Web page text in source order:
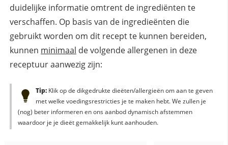
duidelijke informatie omtrent de ingrediënten te
verschaffen. Op basis van de ingredieënten die
gebruikt worden om dit recept te kunnen bereiden,
kunnen minimaal de volgende allergenen in deze
receptuur aanwezig zijn:
Tip:Klik op de dikgedrukte dieëten/allergieën om aan te geven
met welke voedingsrestricties je te maken hebt. We zullen je
(nog) beter informeren en ons aanbod dynamisch afstemmen
waardoor je je dieët gemakkelijk kunt aanhouden.